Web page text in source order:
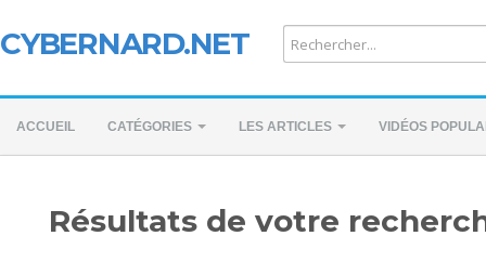
CYBERNARD.NET
ACCUEIL CATÉGORIES LES ARTICLES VIDÉOS
Résultats de votre